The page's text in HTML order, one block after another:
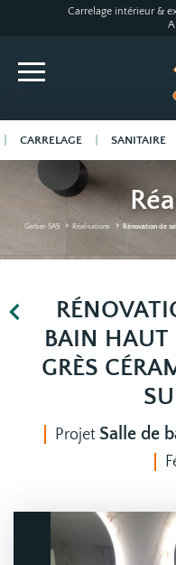
Carrelage intérieur &
CARRELAGE SANITAIRE
Gerber SAS Réalisations Rénovation de
BAIN HAUT
GRÈS
Projet Salle de